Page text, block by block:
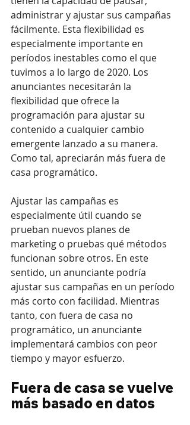
administrar y ajustar sus campañas
fácilmente. Esta flexibilidad es
especialmente importante en
períodos inestables como el que
tuvimos a lo largo de 2020. Los
anunciantes necesitarán la
flexibilidad que ofrece la
programación para ajustar su
contenido a cualquier cambio
emergente lanzado a su manera.
Como tal, apreciarán más fuera de
casa programático.
Ajustar las campañas es
especialmente útil cuando se
prueban nuevos planes de
marketing o pruebas qué métodos
funcionan sobre otros. En este
sentido, un anunciante podría
ajustar sus campañas en un período
más corto con facilidad. Mientras
tanto, con fuera de casa no
programático, un anunciante
implementará cambios con peor
tiempo y mayor esfuerzo.
Fuera de casa se vuelve
más basado en datos